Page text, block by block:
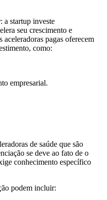
: a startup investe
seu crescimento e
aceleradoras pagas oferecem
como:
empresarial.
de saúde que são
se deve ao fato de o
conhecimento específico
podem incluir: